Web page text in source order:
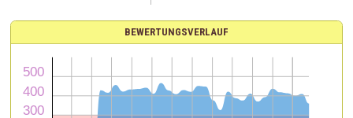
BEWERTUNGSVERLAUF